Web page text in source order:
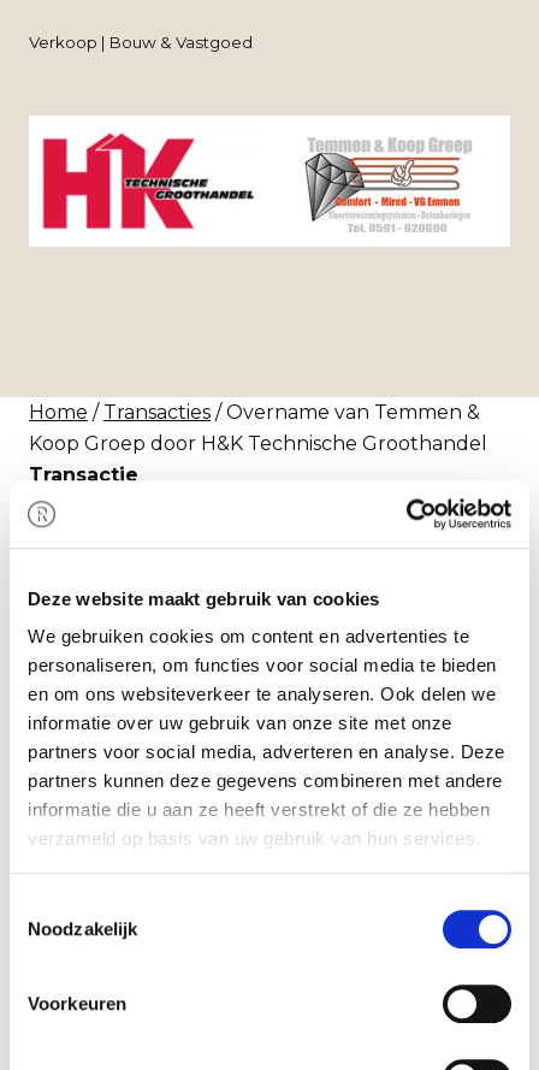
Deze website maakt gebruik van cookies
We gebruiken cookies om content en advertenties te
personaliseren, om functies voor social media te bieden
en om ons websiteverkeer te analyseren. Ook delen we
informatie over uw gebruik van onze site met onze
partners voor social media, adverteren en analyse. Deze
partners kunnen deze gegevens combineren met andere
informatie die u aan ze heeft verstrekt of die ze hebben
verzameld op basis van uw gebruik van hun services.
Noodzakelijk
Voorkeuren
Verkoop | Bouw & Vastgoed
Home / Transacties / Overname van Temmen &
Koop Groep door H&K Technische Groothandel
Transactie
H&K Technische Groothandel heeft 100% van de
heeft de verkopers begeleid bij het realiseren van
deze transactie.
Temmen & Koop Groep
Temmen & Koop Groep, gevestigd in Emmen, is
gespecialiseerd in het adviseren, plaatsen en
installeren van vloerverwarmingen in de woning-
en utiliteitsbouw, zowel nieuwbouw als renovatie.
Het werkgebied is voornamelijk Noordoost-
Zie voor meer informatie: